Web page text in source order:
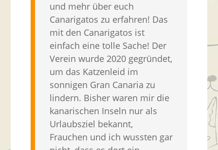
und mehr über euch
Canarigatos zu erfahren! Das
mit den Canarigatos ist
einfach eine tolle Sache! Der
Verein wurde 2020 gegründet,
um das Katzenleid im
sonnigen Gran Canaria zu
lindern. Bisher waren mir die
kanarischen Inseln nur als
Urlaubsziel bekannt,
Frauchen und ich wussten gar